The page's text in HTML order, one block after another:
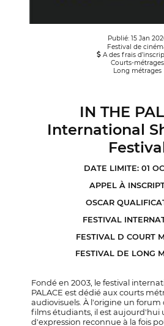
Publié: 15 Jan
Festival de
A des frais
Courts-métrages
Long métrages
IN THE
International
DATE LIMITE: 01
APPEL À
OSCAR
FESTIVAL
FESTIVAL D COURT
FESTIVAL DE LONG
Fondé en 2003, le festival
PALACE est dédié aux courts
audiovisuels. À l'origine un
films étudiants, il est aujourd'hui
d'expression reconnue à la fois